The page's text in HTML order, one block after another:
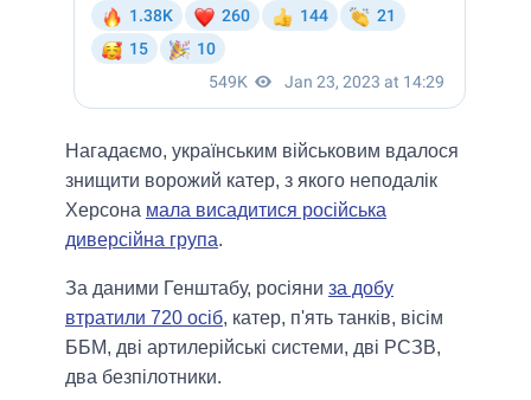
Нагадаємо, українським військовим вдалося
знищити ворожий катер, з якого неподалік
Херсона мала висадитися російська
диверсійна група.
За даними Генштабу, росіяни за добу
втратили 720 осіб, катер, п'ять танків, вісім
ББМ, дві артилерійські системи, дві РСЗВ,
два безпілотники.